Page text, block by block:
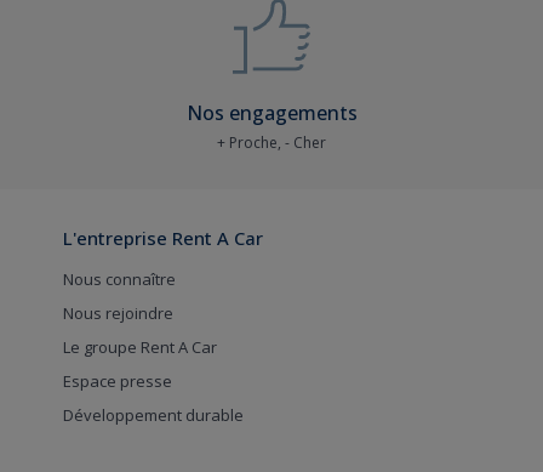
Nos engagements
+ Proche, - Cher
L'entreprise Rent A Car
Nous connaître
Nous rejoindre
Le groupe Rent A Car
Espace presse
Développement durable